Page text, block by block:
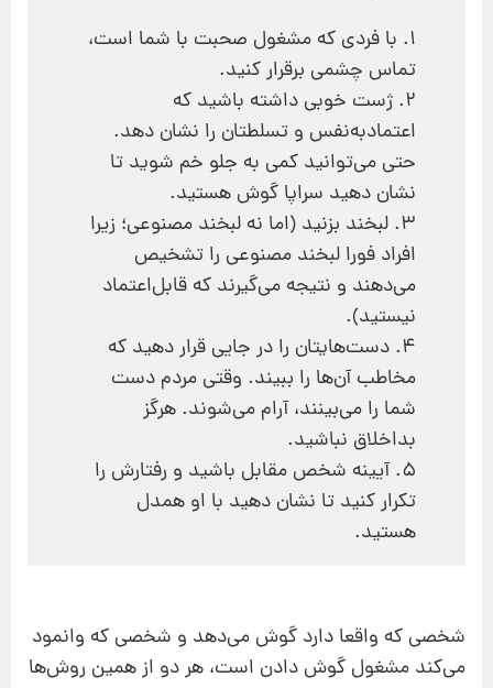
1. با فردی که مشغول صحبت با شما است،
تماس چشمی برقرار کنید.
2. ژست خوبی داشته باشید که
اعتمادبه‌نفس و تسلطتان را نشان دهد.
حتی می‌توانید کمی به جلو خم شوید تا
نشان دهید سراپا گوش هستید.
3. لبخند بزنید (اما نه لبخند مصنوعی؛ زیرا
افراد فورا لبخند مصنوعی را تشخیص
می‌دهند و نتیجه می‌گیرند که قابل‌اعتماد
نیستید).
4. دست‌هایتان را در جایی قرار دهید که
مخاطب آن‌ها را ببیند. وقتی مردم دست
شما را می‌بینند، آرام می‌شوند. هرگز
بداخلاق نباشید.
5. آیینه شخص مقابل باشید و رفتارش را
تکرار کنید تا نشان دهید با او همدل
هستید.
شخصی که واقعا دارد گوش می‌دهد و شخصی که وانمود
می‌کند مشغول گوش دادن است، هر دو از همین روش‌ها